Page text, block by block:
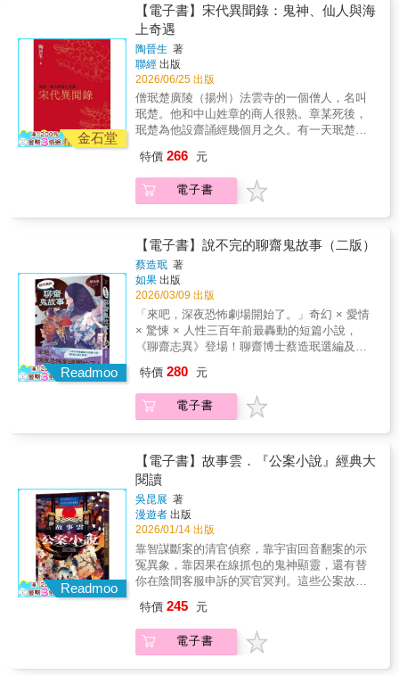
收的利息過多，超過的數目就是掠剩，我就去
拿來用。人間像我這樣的人頗多。」於是指著
路人說：「那個人就是掠剩兒，那個和尚也是
的。」說著，把那個和尚請過來談話。那和尚
好像看不見珉楚。他們往前走了不久，看見一
個婦人賣花。章某花幾文錢買一束花送給珉
楚，說：「這花是賣給鬼的，活人拿來沒有
用。買給你，你就可以看到鬼，凡是看見花就
笑的人，就是鬼。」說完告辭走了。珉楚拿著
花，覺得頗有重量。而路人看見他的花，有些
又拿了鬼的花，不對吧！」就把花丟到門前水
池裡。回到寺裡，大家見他神色有異，怕他中
邪，用湯藥給他喝。過一會兒，珉楚覺得恢復
手！——徐鉉，《稽神錄》，卷三。異魚記在
宋仁宗嘉祐年間，廣州有一個漁人夜晚網得一
條重達百斤的大魚。漁船回到廣州時，已經天
亮。漁人見這條魚人面龜身，肚子上有幾隻
腳。頸下有人手一樣的兩隻手。魚背有些像
熊，也有些像鱉。仔細看時，頭頂有濃密的短
髮。腦後又有一個眼睛。胸膛和肚子上有五種
這條魚的名稱，也不認識究竟是什麼，覺得應
該是不吉祥的東西。漁人把大魚包紮帶回家，
放在院子裡，用草席蓋住。晚上，漁人聽見從
大魚說﹕因爭閑事離天界，卻被漁人網取歸。
漁人嚇了一跳，發出聲響，大魚就不再說話。
漁人覺得這條大魚太奇怪了，告訴別人他想拋
棄大魚。廣州有一個叫做蔣慶的將官聽說大魚
的事，就向漁人取得大魚。用竹籠把大魚搬回
家，放在屋子外面，遮蓋起來。半夜時分，蔣
慶偷偷走過去，聽見大魚說﹕不合漏泄閑言
語，今又移來別一家。到天亮時，不再說話。
第二天，蔣慶出門，他的妻子和家人去看大
魚，大魚說﹕「我快渴死了！」妻子大驚，趕
魚放進去。天快黑時，大魚又說話了﹕「這水
不是我的水。」蔣慶問漁人，原來大魚是從海
裡網來的，海水是鹹的。蔣慶立即派僕人取海
金石堂
【電子書】宋代異聞錄：鬼神、仙人與海
上奇遇
陶晉生 著
聯經 出版
2026/06/25 出版
僧珉楚廣陵（揚州）法雲寺的一個僧人，名叫
珉楚。他和中山姓章的商人很熟。章某死後，
珉楚為他設齋誦經幾個月之久。有一天珉楚在
一個小店吃胡餅。珉楚問章某：「你不是死了
嗎？怎麼會在這裡？」章某說：「我曾經犯過
小罪，在世間沒有處罰，所以死後，在揚州作
收的利息過多，超過的數目就是掠剩，我就去
拿來用。人間像我這樣的人頗多。」於是指著
路人說：「那個人就是掠剩兒，那個和尚也是
的。」說著，把那個和尚請過來談話。那和尚
好像看不見珉楚。他們往前走了不久，看見一
個婦人賣花。章某花幾文錢買一束花送給珉
楚，說：「這花是賣給鬼的，活人拿來沒有
用。買給你，你就可以看到鬼，凡是看見花就
笑的人，就是鬼。」說完告辭走了。珉楚拿著
會笑。回到寺門口，珉楚想：「我和鬼同遊，
又拿了鬼的花，不對吧！」就把花丟到門前水
池裡。回到寺裡，大家見他神色有異，怕他中
邪，用湯藥給他喝。過一會兒，珉楚覺得恢復
了，出門去看他丟棄的花，只見一隻死人的
手！——徐鉉，《稽神錄》，卷三。異魚記在
宋仁宗嘉祐年間，廣州有一個漁人夜晚網得一
條重達百斤的大魚。漁船回到廣州時，已經天
亮。漁人見這條魚人面龜身，肚子上有幾隻
腳。頸下有人手一樣的兩隻手。魚背有些像
熊，也有些像鱉。仔細看時，頭頂有濃密的短
髮。腦後又有一個眼睛。胸膛和肚子上有五種
這條魚的名稱，也不認識究竟是什麼，覺得應
該是不吉祥的東西。漁人把大魚包紮帶回家，
放在院子裡，用草席蓋住。晚上，漁人聽見從
草席下有切切的聲音，聲音很小，卻可以聽得
特價 266 元
電子書
Readmoo
【電子書】說不完的聊齋鬼故事（二版）
蔡造珉 著
如果 出版
2026/03/09 出版
「來吧，深夜恐怖劇場開始了。」奇幻 × 愛情
× 驚悚 × 人性三百年前最轟動的短篇小說，
《聊齋志異》登場！聊齋博士蔡造珉選編及白
選最膾炙人口的原著故事，鬼狐妖魅、愛恨糾
葛、人心荒唐，篇篇精彩、絕不冷場！古代文
青蒲松齡，一生窮困卻寫出最耐讀的故事集。
悚毛骨悚然的怪異傳說✔有辛辣入骨的諷刺嘲
笑✔還有讓人拍案叫絕的神轉折！ ․水鬼抓交
替，卻因為一念仁心成為了土地公——〈王六
郎〉․書生貪色，路上偶遇帶回的妙齡少女，竟
是夜夜畫著美麗人皮外衣的厲鬼——〈畫皮〉․
鄉紳與廟中的判官為友，因為覺得自己的妻子
容貎不夠美麗，央求判官設法，判官遂割了新
亡美女的頭顱與其妻交換——〈陸判〉․考試落
第的窮書生，投宿破廟時，意外誤入烏鴉王
國，披上羽衣成為烏鴉衛隊的一員——〈竹
俠……讓人想像不到的奇幻世界，比現代更現
代，比傳統更傳統，它是世界短篇鬼怪故事之
王。◎聊齋博士白話改寫40則經典故事並解說
特價 280 元
電子書
Readmoo
【電子書】故事雲．『公案小說』經典大
閱讀
吳昆展 著
漫遊者 出版
2026/01/14 出版
靠智謀斷案的清官偵察，靠宇宙回音翻案的示
冤異象，靠因果在線抓包的鬼神顯靈，還有替
你在陰間客服申訴的冥官冥判。這些公案故事
◆「故事雲．經典大閱讀」系列：經典就像任
你隨手擷取的雲端故事寶庫。一起從故事親近
經典，用經典認識世界！哪些故事最經典，一
特價 245 元
電子書